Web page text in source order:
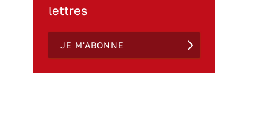
lettres
JE M'ABONNE